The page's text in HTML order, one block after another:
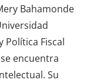
Bahamonde
Política Fiscal
encuentra
Su